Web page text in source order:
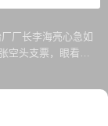
厂长李海亮心急如
空头支票，眼看轮
堂堂，善投资，还
防从货架上掉下两